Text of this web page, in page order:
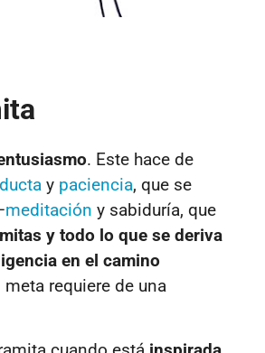
. Este hace de
y paciencia, que se
meditación y sabiduría, que
y todo lo que se deriva
en el camino
meta requiere de una